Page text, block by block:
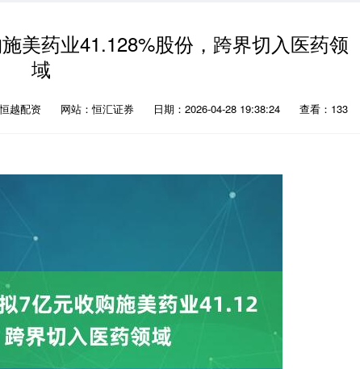
美药业41.128%股份，跨界切入医药领
域
越配资 网站：恒汇证券 日期：2026-04-28 19:38:24 查看：133